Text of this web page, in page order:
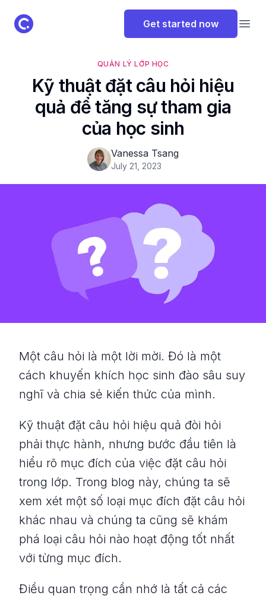
ClassPoint Logo Get started now
QUẢN LÝ LỚP HỌC
Kỹ thuật đặt câu hỏi hiệu
quả để tăng sự tham gia
của học sinh
Vanessa Tsang
July 21, 2023
Một câu hỏi là một lời mời. Đó là một
cách khuyến khích học sinh đào sâu suy
nghĩ và chia sẻ kiến ​​thức của mình.
Kỹ thuật đặt câu hỏi hiệu quả đòi hỏi
phải thực hành, nhưng bước đầu tiên là
hiểu rõ mục đích của việc đặt câu hỏi
trong lớp. Trong blog này, chúng ta sẽ
xem xét một số loại mục đích đặt câu hỏi
khác nhau và chúng ta cũng sẽ khám
phá loại câu hỏi nào hoạt động tốt nhất
với từng mục đích.
Điều quan trọng cần nhớ là tất cả các